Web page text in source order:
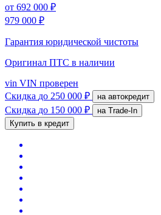
от 692 000 ₽
979 000 ₽
Гарантия юридической чистоты
Оригинал ПТС в наличии
vin VIN проверен
Скидка до 250 000 ₽ на автокредит
Скидка до 150 000 ₽
на Trade-In
Купить в кредит